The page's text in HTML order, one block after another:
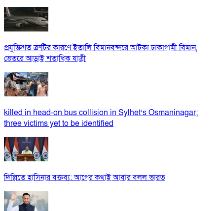
প্রযুক্তিগত ত্রুটির কারণে ইতালি বিমানবন্দরে আটকা ঢাকাগামী বিমান,
ভেতরে আড়াই শতাধিক যাত্রী
killed in head-on bus collision in Sylhet’s Osmaninagar;
three victims yet to be identified
দিল্লিতে হাসিনার বক্তব্য: আগের কথাই আবার বলল ভারত